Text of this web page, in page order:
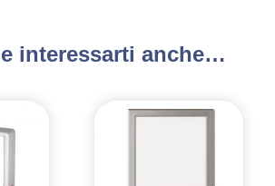
interessarti anche…